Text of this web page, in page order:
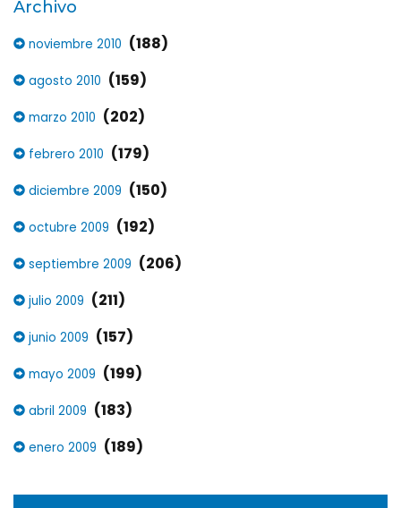
Archivo
noviembre 2010 (188)
agosto 2010 (159)
marzo 2010 (202)
febrero 2010 (179)
diciembre 2009 (150)
octubre 2009 (192)
septiembre 2009 (206)
julio 2009 (211)
junio 2009 (157)
mayo 2009 (199)
abril 2009 (183)
enero 2009 (189)